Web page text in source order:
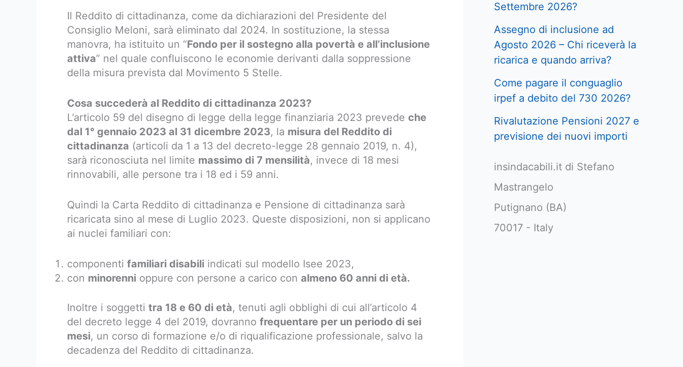
Il Reddito di cittadinanza, come da dichiarazioni del Presidente del
Consiglio Meloni, sarà eliminato dal 2024. In sostituzione, la stessa
manovra, ha istituito un “Fondo per il sostegno alla povertà e all’inclusione
attiva” nel quale confluiscono le economie derivanti dalla soppressione
della misura prevista dal Movimento 5 Stelle.
Cosa succederà al Reddito di cittadinanza 2023?
L’articolo 59 del disegno di legge della legge finanziaria 2023 prevede che
dal 1° gennaio 2023 al 31 dicembre 2023, la misura del Reddito di
cittadinanza (articoli da 1 a 13 del decreto-legge 28 gennaio 2019, n. 4),
sarà riconosciuta nel limite massimo di 7 mensilità, invece di 18 mesi
rinnovabili, alle persone tra i 18 ed i 59 anni.
Quindi la Carta Reddito di cittadinanza e Pensione di cittadinanza sarà
ricaricata sino al mese di Luglio 2023. Queste disposizioni, non si applicano
ai nuclei familiari con:
componenti familiari disabili indicati sul modello Isee 2023,
con minorenni oppure con persone a carico con almeno 60 anni di età.
Inoltre i soggetti tra 18 e 60 di età, tenuti agli obblighi di cui all’articolo 4
del decreto legge 4 del 2019, dovranno frequentare per un periodo di sei
mesi, un corso di formazione e/o di riqualificazione professionale, salvo la
decadenza del Reddito di cittadinanza.
Settembre 2026?
Assegno di inclusione ad
Agosto 2026 – Chi riceverà la
ricarica e quando arriva?
Come pagare il conguaglio
irpef a debito del 730 2026?
Rivalutazione Pensioni 2027 e
previsione dei nuovi importi
insindacabili.it di Stefano
Mastrangelo
Putignano (BA)
70017 - Italy